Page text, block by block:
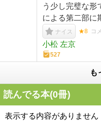
う少し完璧な形
による第二部に
ナイス ★8 コ
小松 左京
527
も
読んでる本(0冊)
表示する内容がありません